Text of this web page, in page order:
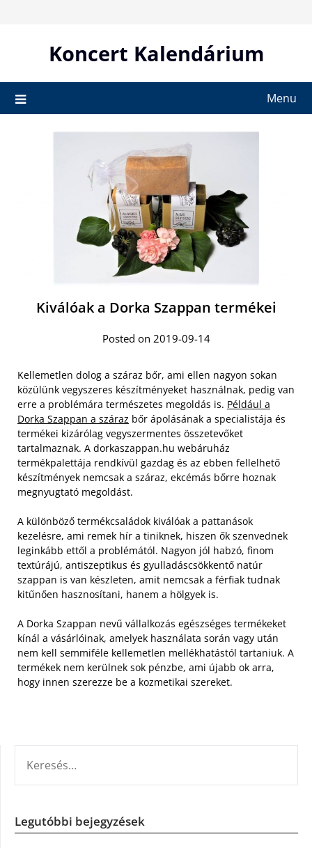
Koncert Kalendárium
Menu
Kiválóak a Dorka Szappan termékei
Posted on 2019-09-14
Kellemetlen dolog a száraz bőr, ami ellen nagyon sokan
közülünk vegyszeres készítményeket használnak, pedig van
erre a problémára természetes megoldás is. Például a
Dorka Szappan a száraz bőr ápolásának a specialistája és
termékei kizárólag vegyszermentes összetevőket
tartalmaznak. A dorkaszappan.hu webáruház
termékpalettája rendkívül gazdag és az ebben fellelhető
készítmények nemcsak a száraz, ekcémás bőrre hoznak
megnyugtató megoldást.
A különböző termékcsaládok kiválóak a pattanások
kezelésre, ami remek hír a tiniknek, hiszen ők szenvednek
leginkább ettől a problémától. Nagyon jól habzó, finom
textúrájú, antiszeptikus és gyulladáscsökkentő natúr
szappan is van készleten, amit nemcsak a férfiak tudnak
kitűnően hasznosítani, hanem a hölgyek is.
A Dorka Szappan nevű vállalkozás egészséges termékeket
kínál a vásárlóinak, amelyek használata során vagy után
nem kell semmiféle kellemetlen mellékhatástól tartaniuk. A
termékek nem kerülnek sok pénzbe, ami újabb ok arra,
hogy innen szerezze be a kozmetikai szereket.
Legutóbbi bejegyzések